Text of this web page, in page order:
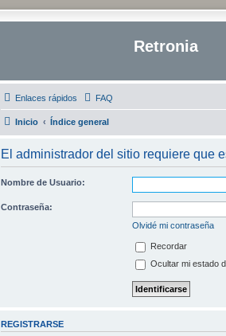
Retronia
Enlaces rápidos FAQ
Inicio Índice general
El administrador del sitio requiere que
Nombre de Usuario:
Contraseña:
Olvidé mi contraseña
Recordar
Ocultar mi estado
REGISTRARSE